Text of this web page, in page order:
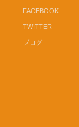
FACEBOOK
TWITTER
ブログ